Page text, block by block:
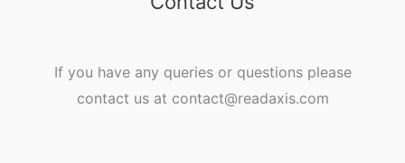
If you have any queries or questions please
contact us at contact@readaxis.com